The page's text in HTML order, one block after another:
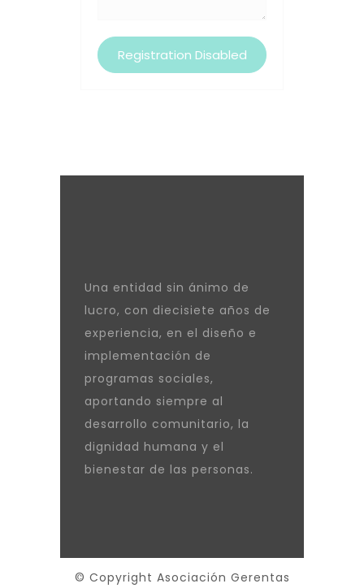
Una entidad sin ánimo de
lucro, con diecisiete años de
experiencia, en el diseño e
implementación de
programas sociales,
aportando siempre al
desarrollo comunitario, la
dignidad humana y el
bienestar de las personas.
© Copyright Asociación Gerentas